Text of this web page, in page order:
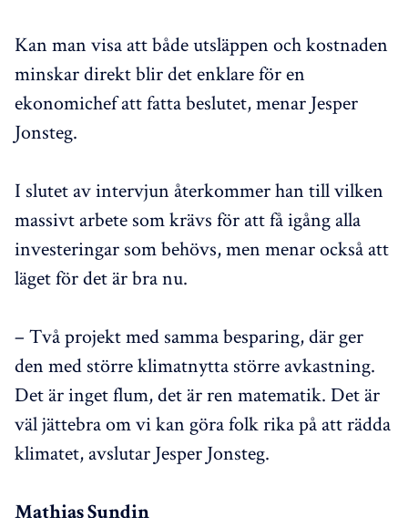
Kan man visa att både utsläppen och kostnaden
minskar direkt blir det enklare för en
ekonomichef att fatta beslutet, menar Jesper
Jonsteg.
I slutet av intervjun återkommer han till vilken
massivt arbete som krävs för att få igång alla
investeringar som behövs, men menar också att
läget för det är bra nu.
– Två projekt med samma besparing, där ger
den med större klimatnytta större avkastning.
Det är inget flum, det är ren matematik. Det är
väl jättebra om vi kan göra folk rika på att rädda
klimatet, avslutar Jesper Jonsteg.